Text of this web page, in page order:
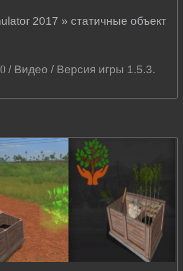
2017 » статичные объект
0 /Видео/ Версия игры 1.5.3.